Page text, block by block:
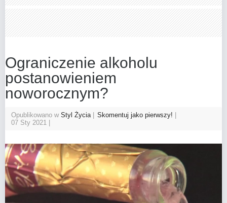
Ograniczenie alkoholu
postanowieniem
noworocznym?
Opublikowano w Styl Życia
Skomentuj jako pierwszy!
07 Sty 2021